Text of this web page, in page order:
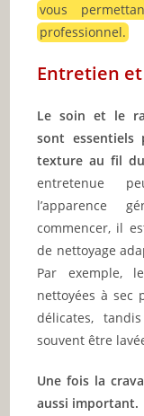
vous
professionnel.
Entretien
Le soin et le
sont
texture au fil
entretenue
l’apparence
commencer, il
de nettoyage
Par exemple,
nettoyées à sec
délicates,
souvent être
Une fois la
aussi important.